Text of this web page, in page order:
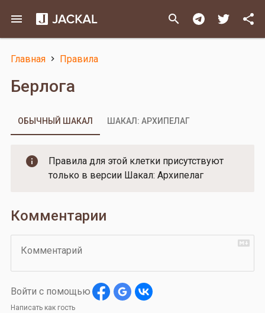
основному
menu share
search
Строка
навигации
Главная Правила
Берлога
ОБЫЧНЫЙ ШАКАЛ ШАКАЛ: АРХИПЕЛАГ
Правила для этой клетки присутствуют
только в версии Шакал: Архипелаг
Комментарии
Комментарий
Войти с помощью
Написать как гость